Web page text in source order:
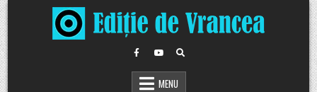
Skip
to
content
MENU